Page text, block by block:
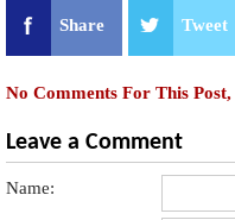
Share Tweet
No Comments For This
Leave a Comment
Name: